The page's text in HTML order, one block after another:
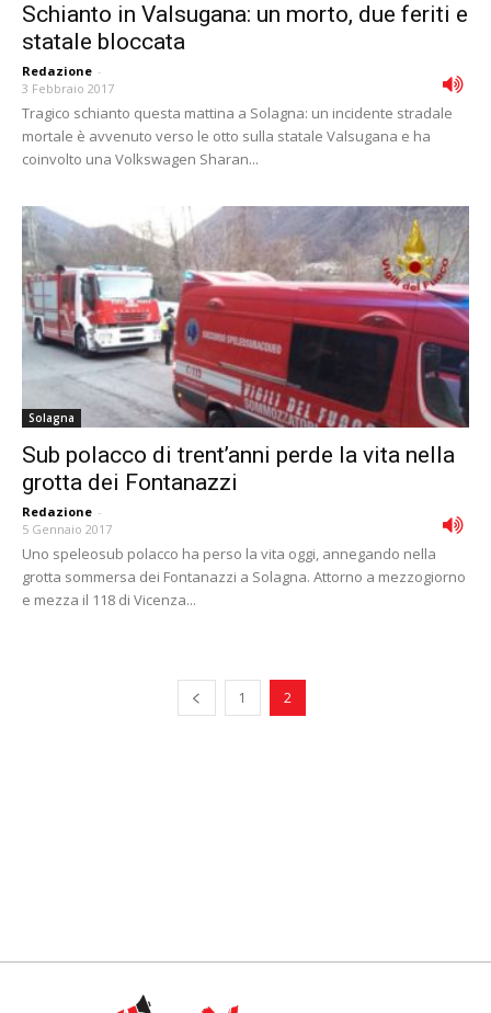
Schianto in Valsugana: un morto, due feriti e
statale bloccata
Redazione -
3 Febbraio 2017
Tragico schianto questa mattina a Solagna: un incidente stradale
mortale è avvenuto verso le otto sulla statale Valsugana e ha
coinvolto una Volkswagen Sharan...
Solagna
Sub polacco di trent’anni perde la vita nella
grotta dei Fontanazzi
Redazione -
5 Gennaio 2017
Uno speleosub polacco ha perso la vita oggi, annegando nella
grotta sommersa dei Fontanazzi a Solagna. Attorno a mezzogiorno
e mezza il 118 di Vicenza...
1 2